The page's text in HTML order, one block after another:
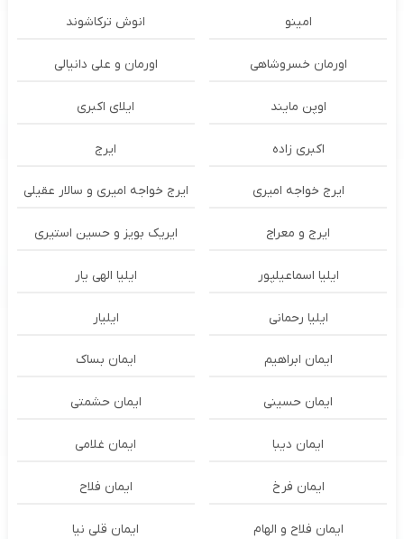
امینو انوش ترکاشوند
اورمان خسروشاهی اورمان و علی دانیالی
اوپن مایند ايلاى اكبرى
اکبری زاده ایرج
ایرج خواجه امیری ایرج خواجه امیری و سالار عقیلی
ایرج و معراج ایریک بویز و حسین استیری
ایلیا اسماعیلپور ایلیا الهی یار
ایلیا رحمانی ایلیار
ایمان ابراهیم ایمان بساک
ایمان حسینی ایمان حشمتی
ایمان دیبا ایمان غلامی
ایمان فرخ ایمان فلاح
ایمان فلاح و الهام ایمان قلی نیا